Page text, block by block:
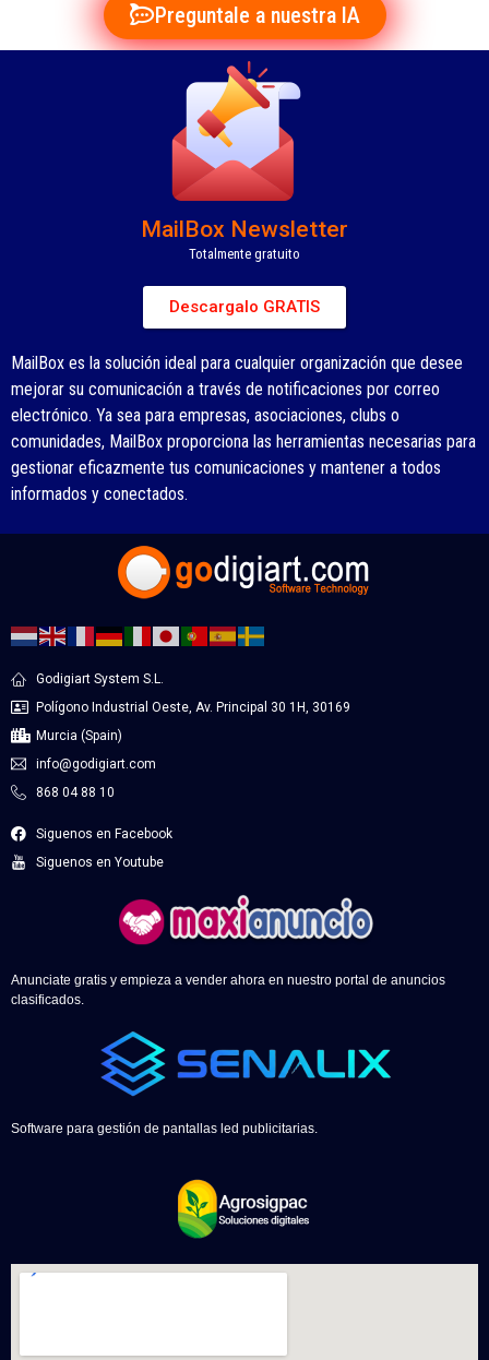
Preguntale a nuestra IA
MailBox Newsletter
Totalmente gratuito
Descargalo GRATIS
MailBox es la solución ideal para cualquier organización que desee
mejorar su comunicación a través de notificaciones por correo
electrónico. Ya sea para empresas, asociaciones, clubs o
comunidades, MailBox proporciona las herramientas necesarias para
gestionar eficazmente tus comunicaciones y mantener a todos
informados y conectados.
Godigiart System S.L.
Polígono Industrial Oeste, Av. Principal 30 1H, 30169
Murcia (Spain)
info@godigiart.com
868 04 88 10
Siguenos en Facebook
Siguenos en Youtube
Anunciate gratis y empieza a vender ahora en nuestro portal de anuncios
clasificados.
Software para gestión de pantallas led publicitarias.